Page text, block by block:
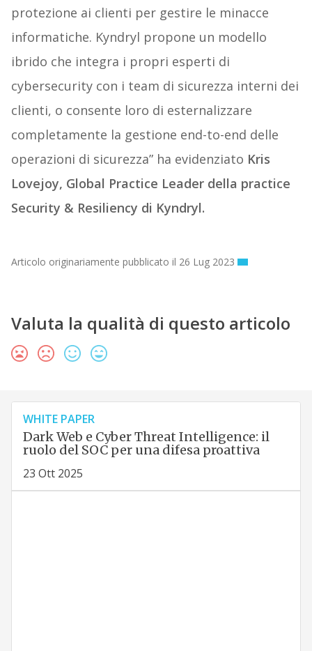
protezione ai clienti per gestire le minacce
informatiche. Kyndryl propone un modello
ibrido che integra i propri esperti di
cybersecurity con i team di sicurezza interni dei
clienti, o consente loro di esternalizzare
completamente la gestione end-to-end delle
operazioni di sicurezza” ha evidenziato Kris
Lovejoy, Global Practice Leader della practice
Security & Resiliency di Kyndryl.
Articolo originariamente pubblicato il 26 Lug 2023
Valuta la qualità di questo articolo
WHITE PAPER
Dark Web e Cyber Threat Intelligence: il
ruolo del SOC per una difesa proattiva
23 Ott 2025